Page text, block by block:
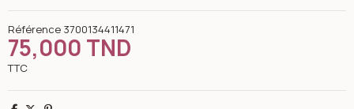
Référence 3700134411471
75,000 TND
TTC